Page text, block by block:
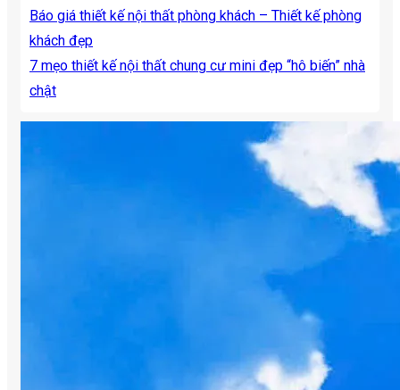
Báo giá thiết kế nội thất phòng khách – Thiết kế phòng
khách đẹp
7 mẹo thiết kế nội thất chung cư mini đẹp “hô biến” nhà
chật